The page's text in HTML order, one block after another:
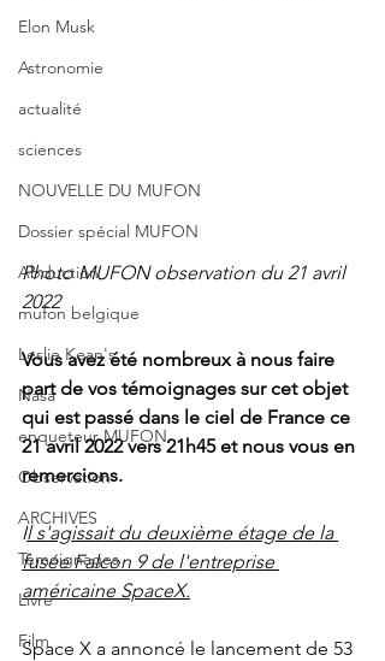
Elon Musk
Astronomie
actualité
sciences
NOUVELLE DU MUFON
Dossier spécial MUFON
Abduction
mufon belgique
Leslie Kean's
Nasa
enqueteur MUFON
Observation
ARCHIVES
Témoignages
Livre
Film
Photo MUFON observation du 21 avril
2022
Vous avez été nombreux à nous faire
part de vos témoignages sur cet objet
qui est passé dans le ciel de France ce
21 avril 2022 vers 21h45 et nous vous en
remercions.
Il s'agissait du deuxième étage de la
fusée Falcon 9 de l'entreprise
américaine SpaceX.
Space X a annoncé le lancement de 53